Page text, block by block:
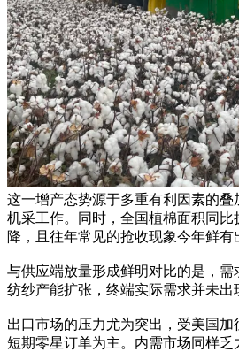
这一增产态势源于多重有利因素的
机采工作。同时，全国植棉面积同
降，且往年常见的抢收现象今年鲜有
与供应端放量形成鲜明对比的是，需
纺纱产能扩张，终端实际需求并未出
出口市场的压力尤为突出，受美国
短期零星订单为主。内需市场同样乏